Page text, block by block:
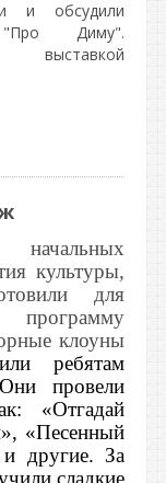
и обсудили
"Про Диму".
выставкой
культуры,
для
программу
клоуны
ребятам
провели
«Отгадай
«Песенный
и другие. За
сладкие